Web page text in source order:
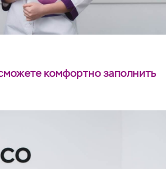
комфортно заполнить